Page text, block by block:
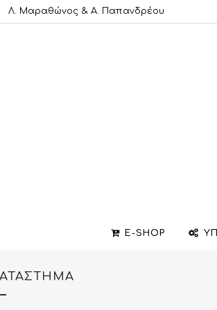
Λ. Μαραθώνος & A. Παπανδρέου
E-SHOP